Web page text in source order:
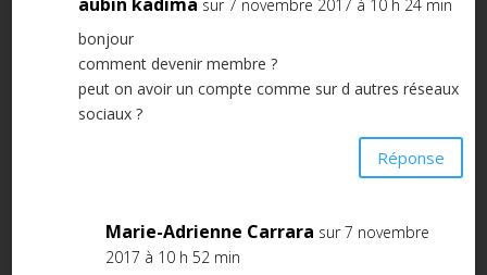
sur 7 novembre 2017 à 10 h 24 min
bonjour
comment devenir membre ?
peut on avoir un compte comme sur d autres réseaux
sociaux ?
Réponse
Marie-Adrienne Carrara sur 7 novembre
2017 à 10 h 52 min